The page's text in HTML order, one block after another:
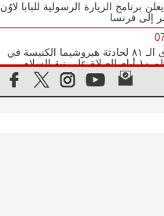
يعلن برنامج الزيارة الرسولية للبابا لاوُن
إلى فرنسا
في الذكرى الـ ٨١ لحادثة هيروشيما الكنيسة في
السلام
الأوروغواي: زيارة البابا ستعزز